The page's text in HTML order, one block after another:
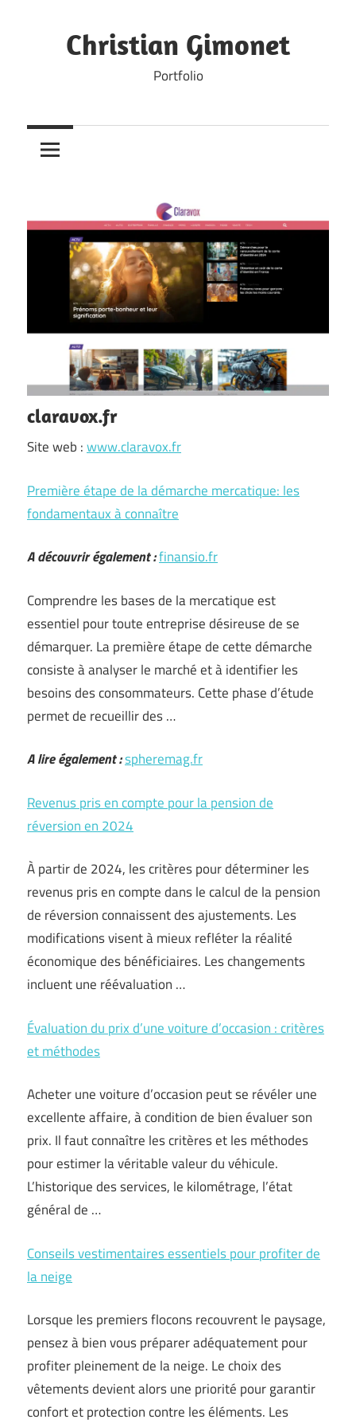
contentChristian Gimonet
Portfolio
claravox.fr
Site web :www.claravox.fr
Première étape de la démarche mercatique: les
fondamentaux à connaître
A découvrir également :finansio.fr
Comprendre les bases de la mercatique est
essentiel pour toute entreprise désireuse de se
démarquer. La première étape de cette démarche
consiste à analyser le marché et à identifier les
besoins des consommateurs. Cette phase d’étude
permet de recueillir des …
A lire également :spheremag.fr
Revenus pris en compte pour la pension de
réversion en 2024
À partir de 2024, les critères pour déterminer les
revenus pris en compte dans le calcul de la pension
de réversion connaissent des ajustements. Les
modifications visent à mieux refléter la réalité
économique des bénéficiaires. Les changements
incluent une réévaluation …
Évaluation du prix d’une voiture d’occasion : critères
et méthodes
Acheter une voiture d’occasion peut se révéler une
excellente affaire, à condition de bien évaluer son
prix. Il faut connaître les critères et les méthodes
pour estimer la véritable valeur du véhicule.
L’historique des services, le kilométrage, l’état
général de …
Conseils vestimentaires essentiels pour profiter de
la neige
Lorsque les premiers flocons recouvrent le paysage,
pensez à bien vous préparer adéquatement pour
profiter pleinement de la neige. Le choix des
vêtements devient alors une priorité pour garantir
confort et protection contre les éléments. Les